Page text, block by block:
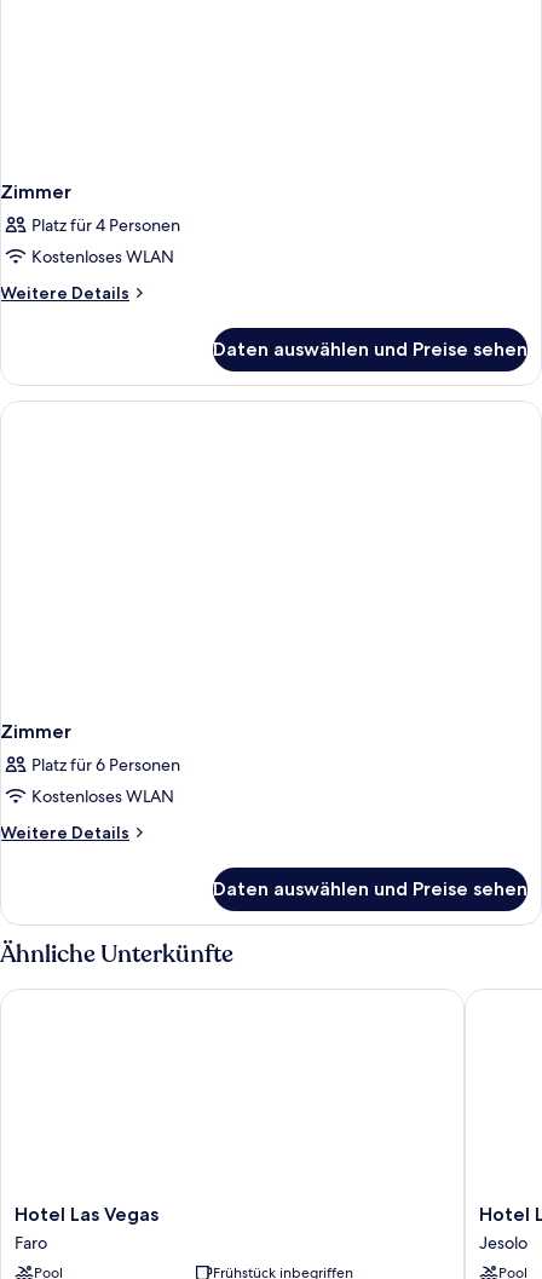
Zimmer
Platz für 4 Personen
Kostenloses WLAN
Weitere Details
Weitere
Daten auswählen und Preise sehen
Zimmer
Platz für 6 Personen
Kostenloses WLAN
Weitere Details
Weitere
Daten auswählen und Preise sehen
Ähnliche Unterkünfte
Hotel
Las
Vegas
Hotel Las Vegas
Faro
Pool Frühstück inbegriffen
Hotel Las Vegas
Hotel
Le
Soleil
Hotel
Jesolo
Pool
Hotel